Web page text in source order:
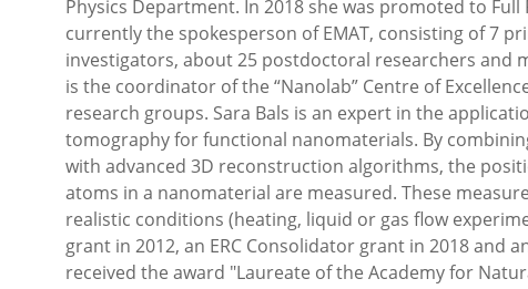
Physics Department. In 2018 she was promoted to Full
currently the spokesperson of EMAT, consisting of 7
investigators, about 25 postdoctoral researchers and
is the coordinator of the “Nanolab” Centre of
research groups. Sara Bals is an expert in the
tomography for functional nanomaterials. By
with advanced 3D reconstruction algorithms, the
atoms in a nanomaterial are measured. These
realistic conditions (heating, liquid or gas flow
grant in 2012, an ERC Consolidator grant in 2018 and
received the award "Laureate of the Academy for